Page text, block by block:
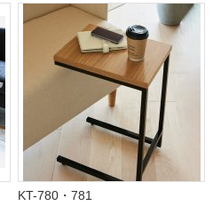
KT-780・781